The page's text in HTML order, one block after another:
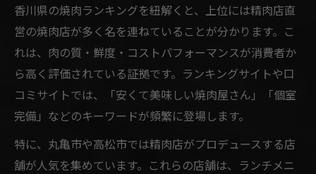
香川県の焼肉ランキングを紐解くと、上位には精肉店直
営の焼肉店が多く名を連ねていることが分かります。こ
れは、肉の質・鮮度・コストパフォーマンスが消費者か
ら高く評価されている証拠です。ランキングサイトや口
コミサイトでは、「安くて美味しい焼肉屋さん」「個室
完備」などのキーワードが頻繁に登場します。
特に、丸亀市や高松市では精肉店がプロデュースする店
舗が人気を集めています。これらの店舗は、ランチメニ